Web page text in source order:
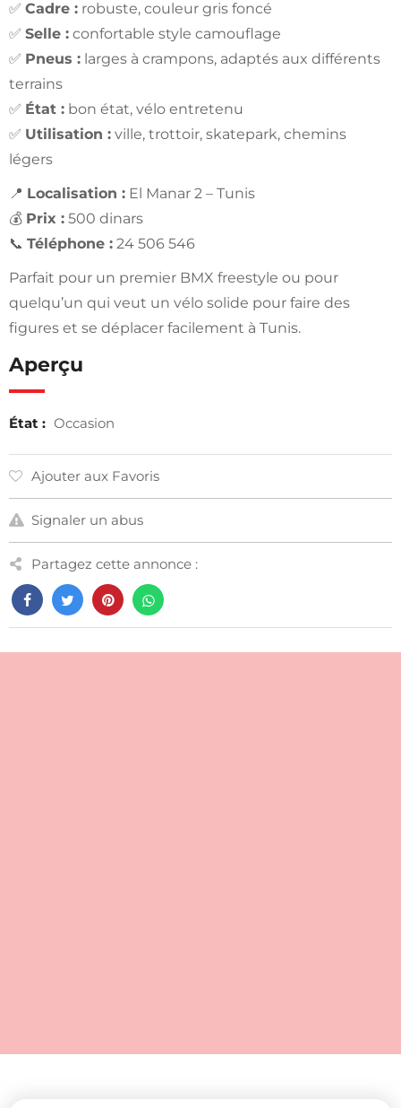
✅ Cadre : robuste, couleur gris foncé
✅ Selle : confortable style camouflage
✅ Pneus : larges à crampons, adaptés aux différents
terrains
✅ État : bon état, vélo entretenu
✅ Utilisation : ville, trottoir, skatepark, chemins
légers
📍 Localisation : El Manar 2 – Tunis
💰 Prix : 500 dinars
📞 Téléphone : 24 506 546
Parfait pour un premier BMX freestyle ou pour
quelqu’un qui veut un vélo solide pour faire des
figures et se déplacer facilement à Tunis.
Aperçu
État : Occasion
Ajouter aux Favoris
Signaler un abus
Partagez cette annonce :